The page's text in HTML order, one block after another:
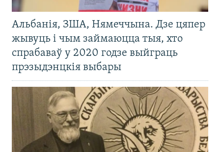
Альбанія, ЗША, Нямеччына. Дзе цяпер
жывуць і чым займаюцца тыя, хто
спрабаваў у 2020 годзе выйграць
прэзыдэнцкія выбары